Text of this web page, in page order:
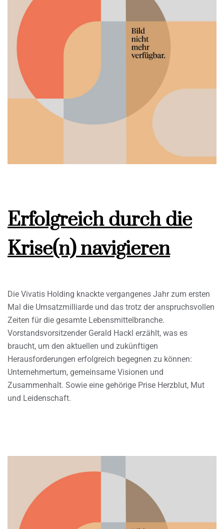
Erfolgreich durch die
Krise(n) navigieren
Die Vivatis Holding knackte vergangenes Jahr zum ersten
Mal die Umsatzmilliarde und das trotz der anspruchsvollen
Zeiten für die gesamte Lebensmittelbranche.
Vorstandsvorsitzender Gerald Hackl erzählt, was es
braucht, um den aktuellen und zukünftigen
Herausforderungen erfolgreich begegnen zu können:
Unternehmertum, gemeinsame Visionen und
Zusammenhalt. Sowie eine gehörige Prise Herzblut, Mut
und Leidenschaft.